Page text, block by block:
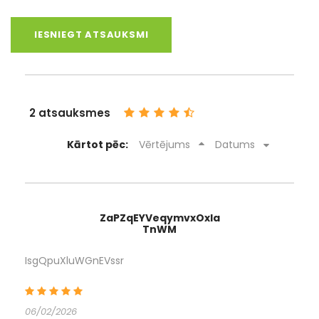
„Aktīvie 100” – maršruts uz Vidzemes augstieni,
Ērgļiem. Šeit ir vesels kokteilis ar apskates
automašīnas. Pieminēsim tikai dažus – iespaidīgi tilti
uz bijušās dzelzceļa līnijas Rīga –Ērgļi, galds un sols
milžiem, dabas parks „Ogres ieleja”, purva taka
Lielajos Kangaros, augstākās šūpoles Latvijā un citi,
līkumaini, bedraini un dubļaini, un tāpēc arī šoferim
ejamās takas variet izlaist, ja vien esat tajās jau
bijuši. Pretējā gadījumā – noteikti iesakām!
IESNIEGT ATSAUKSMI
2 atsauksmes
Kārtot pēc: Vērtējums Datums
ZaPZqEYVeqymvxOxla
TnWM
IsgQpuXluWGnEVssr
06/02/2026